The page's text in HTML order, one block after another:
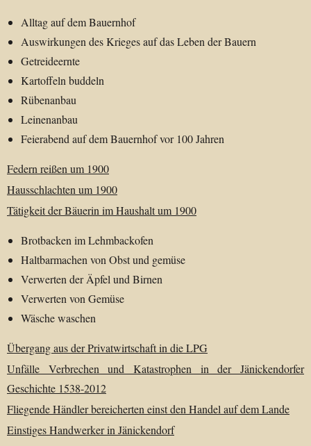
Alltag auf dem Bauernhof
Auswirkungen des Krieges auf das Leben der Bauern
Getreideernte
Kartoffeln buddeln
Rübenanbau
Leinenanbau
Feierabend auf dem Bauernhof vor 100 Jahren
Federn reißen um 1900
Hausschlachten um 1900
Tätigkeit der Bäuerin im Haushalt um 1900
Brotbacken im Lehmbackofen
Haltbarmachen von Obst und gemüse
Verwerten der Äpfel und Birnen
Verwerten von Gemüse
Wäsche waschen
Übergang aus der Privatwirtschaft in die LPG
Unfälle Verbrechen und Katastrophen in der Jänickendorfer
Geschichte 1538-2012
Fliegende Händler bereicherten einst den Handel auf dem Lande
Einstiges Handwerker in Jänickendorf